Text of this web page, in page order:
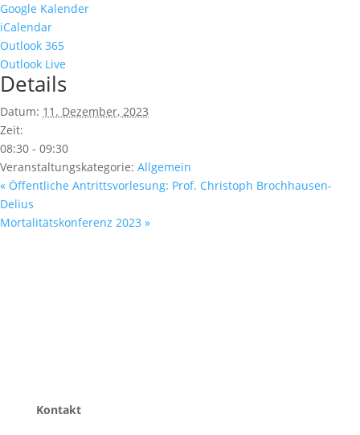
Google Kalender
iCalendar
Outlook 365
Outlook Live
Details
Datum: 11. Dezember, 2023
Zeit:
08:30 - 09:30
Veranstaltungskategorie: Allgemein
« Öffentliche Antrittsvorlesung: Prof. Christoph Brochhausen-
Delius
Mortalitätskonferenz 2023 »
Kontakt